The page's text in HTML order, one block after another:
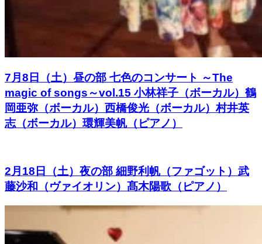
7月8日（土）昼の部 七色のコンサート ～The
magic of songs～vol.15 小林祥子（ボーカル）鶴
岡亜弥（ボーカル）西橋俊光（ボーカル）村井英
志（ボーカル）環輝美帆（ピアノ）
2月18日（土）夜の部 細野利帆（ファゴット）武
藤沙和（ヴァイオリン）髙木陽歌（ピアノ）